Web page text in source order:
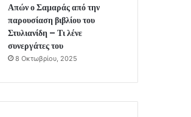
Απών ο Σαμαράς από την
παρουσίαση βιβλίου του
Στυλιανίδη – Τι λένε
συνεργάτες του
8 Οκτωβρίου, 2025